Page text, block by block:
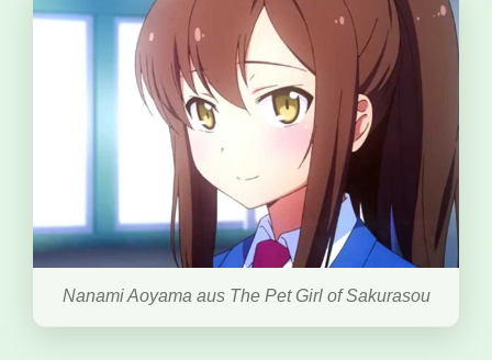
Nanami Aoyama aus The Pet Girl of Sakurasou